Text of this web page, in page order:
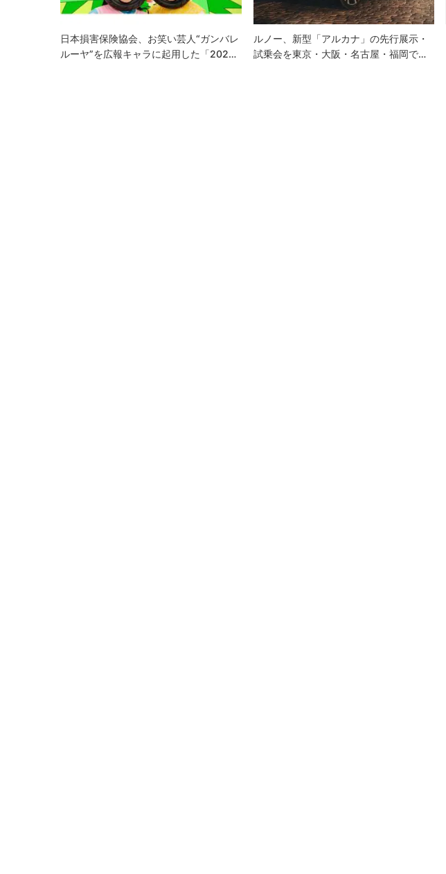
ン
日本損害保険協会、お笑い芸人“ガンバレ
ルーヤ”を広報キャラに起用した「202…
ルノー、新型「アルカナ」の先行展示・
試乗会を東京・大阪・名古屋・福岡で…